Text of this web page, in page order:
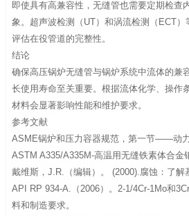
即使具有高兼容性，无缝管也需要定期检查
象。超声波检测（UT）和涡流检测（ECT
评估在役管道的完整性。
结论
确保高压锅炉无缝管与锅炉系统中流体的兼
长使用寿命至关重要。根据流体化学、操作
材料会显著影响性能和维护要求。
参考文献
ASME锅炉和压力容器规范，第一节——动力
ASTM A335/A335M-高温用无缝铁素体合金
戴维斯，J.R.（编辑）。 (2000).腐蚀：了解
API RP 934-A.（2006）。2-1/4Cr-1Mo和
料和制造要求。